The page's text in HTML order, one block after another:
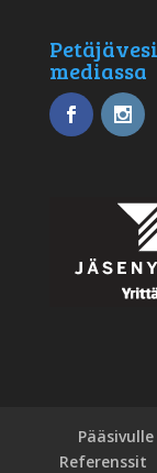
mediassa
Pääsivulle
Referenssit